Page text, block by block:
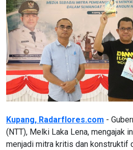
Kupang, Radarflores.com -
(NTT), Melki Laka Lena, mengajak
menjadi mitra kritis dan konstruktif